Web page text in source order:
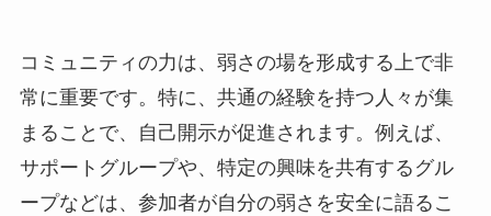
コミュニティの力は、弱さの場を形成する上で非
常に重要です。特に、共通の経験を持つ人々が集
まることで、自己開示が促進されます。例えば、
サポートグループや、特定の興味を共有するグル
ープなどは、参加者が自分の弱さを安全に語るこ